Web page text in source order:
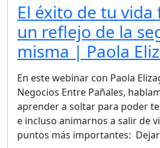
El éxito de tu
un reflejo de la
misma | Paola
En este webinar con Paola
Negocios Entre Pañales,
aprender a soltar para poder
e incluso animarnos a salir de
puntos más importantes: